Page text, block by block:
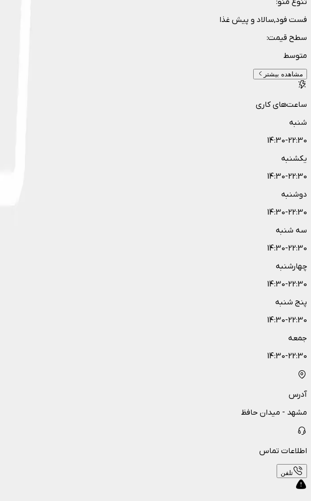
تنوع منو:
فست فود,سالاد و پیش غذا
سطح قیمت:
متوسط
مشاهده بیشتر
ساعت‌های کاری
شنبه
14:30-22:30
یکشنبه
14:30-22:30
دوشنبه
14:30-22:30
سه شنبه
14:30-22:30
چهارشنبه
14:30-22:30
پنج شنبه
14:30-22:30
جمعه
14:30-22:30
آدرس
مشهد - میدان حافظ
اطلاعات تماس
تلفن